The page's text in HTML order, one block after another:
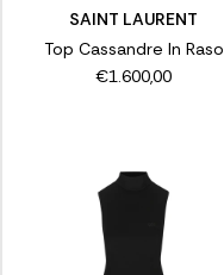
SAINT LAURENT
Top Cassandre In Raso
€1.600,00